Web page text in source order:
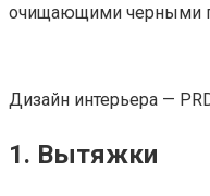
очищающими черными
Дизайн интерьера —
1. Вытяжки